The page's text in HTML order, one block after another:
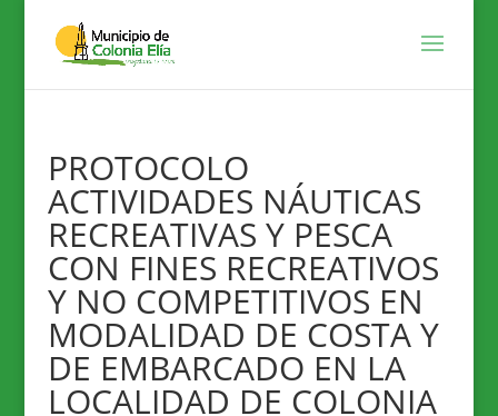
PROTOCOLO
ACTIVIDADES NÁUTICAS
RECREATIVAS Y PESCA
CON FINES RECREATIVOS
Y NO COMPETITIVOS EN
MODALIDAD DE COSTA Y
DE EMBARCADO EN LA
LOCALIDAD DE COLONIA